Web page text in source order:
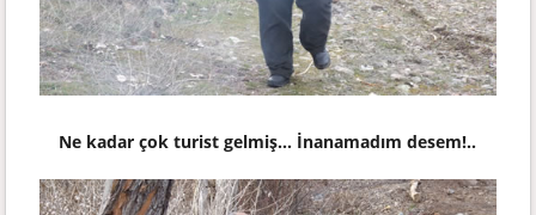
Ne kadar çok turist gelmiş... İnanamadım desem!..